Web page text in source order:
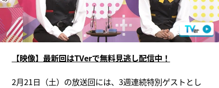
【映像】最新回はTVerで無料見逃し配信中！
2月21日（土）の放送回には、3週連続特別ゲストとし